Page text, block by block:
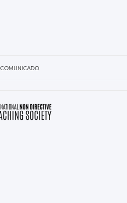
COMUNICADO